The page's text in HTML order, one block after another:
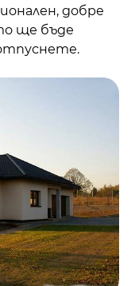
добре
ще бъде